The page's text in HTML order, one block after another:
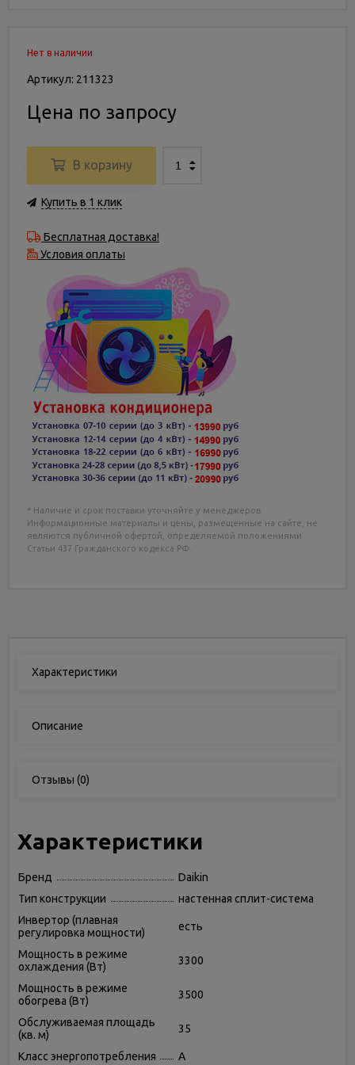
Нет в наличии
Артикул: 211323
Цена по запросу
В корзину
Купить в 1 клик
Бесплатная доставка!
Условия оплаты
* Наличие и срок поставки уточняйте у менеджеров.
Информационные материалы и цены, размещенные на сайте, не
являются публичной офертой, определяемой положениями
Статьи 437 Гражданского кодекса РФ.
Характеристики
Описание
Отзывы (0)
Характеристики
Бренд
Daikin
Тип конструкции
настенная сплит-система
Инвертор (плавная
регулировка мощности)
есть
Мощность в режиме
охлаждения (Вт)
3300
Мощность в режиме
обогрева (Вт)
3500
Обслуживаемая площадь
(кв. м)
35
Класс энергопотребления
A